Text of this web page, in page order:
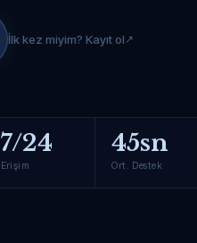
İlk kez miyim? Kayıt ol
7/24
Erişim
45sn
Ort. Destek